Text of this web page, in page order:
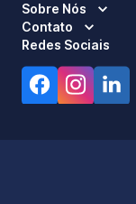
Sobre Nós
Contato
Redes Sociais